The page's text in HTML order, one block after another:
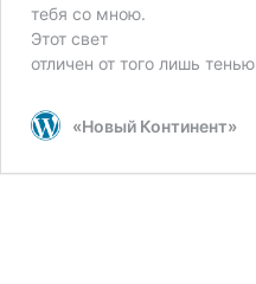
тебя со мною.
Этот свет
отличен от того лишь тенью
«Новый Континент»